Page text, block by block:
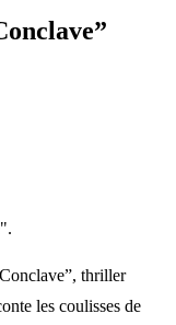
thriller
les coulisses de